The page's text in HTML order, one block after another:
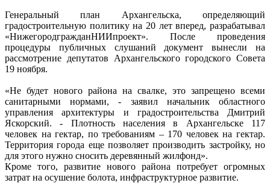
Генеральный план Архангельска, определяющий
градостроительную политику на 20 лет вперед, разрабатывал
«НижегородгражданНИИпроект». После проведения
процедуры публичных слушаний документ вынесли на
рассмотрение депутатов Архангельского городского Совета
19 ноября.
«Не будет нового района на свалке, это запрещено всеми
санитарными нормами, - заявил начальник областного
управления архитектуры и градостроительства Дмитрий
Яскорский. - Плотность населения в Архангельске 117
человек на гектар, по требованиям – 170 человек на гектар.
Территория города еще позволяет производить застройку, но
для этого нужно сносить деревянный жилфонд».
Кроме того, развитие нового района потребует огромных
затрат на осушение болота, инфраструктурное развитие.